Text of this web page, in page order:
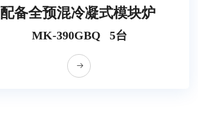
配备全预混冷凝式模块炉
MK-390GBQ 5台
뀠